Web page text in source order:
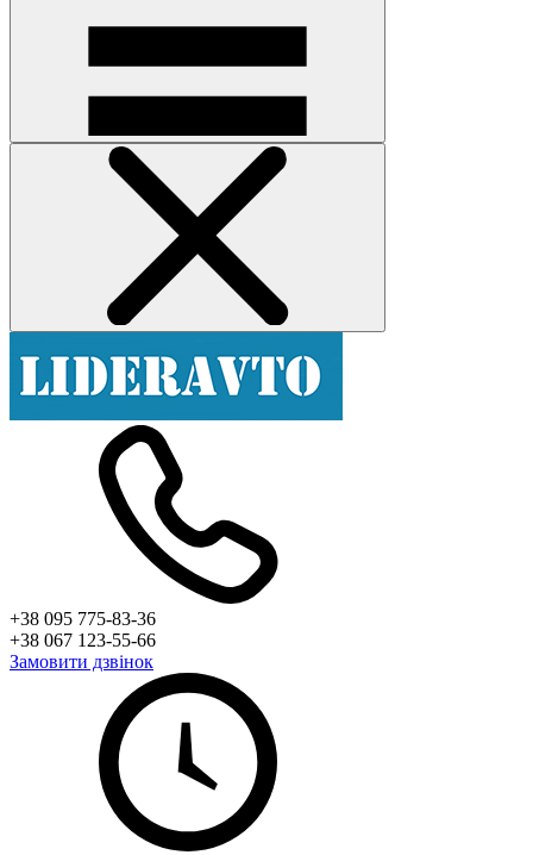
+38 095 775-83-36
+38 067 123-55-66
Замовити дзвінок